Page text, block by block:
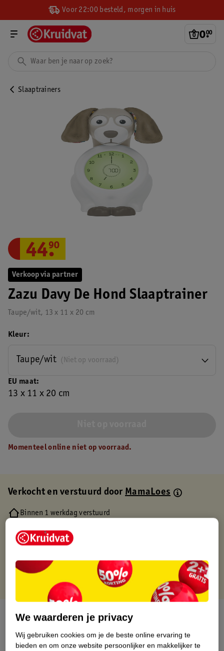
Voor 22:00 besteld, morgen in huis
0.
00
Slaaptrainers
Verkoop via partner
Zazu Davy De Hond Slaaptrainer
Taupe/wit, 13 x 11 x 20 cm
44.
90
EU maat
13 x 11 x 20 cm
Kleur
(Niet op voorraad)
Taupe/wit
Momenteel online niet op voorraad.
Verkocht en verstuurd doorMamaLoes
Binnen 1 werkdag verstuurd
Gratis retourneren via verkooppartner.
Over dit product
Productinformatie
We waarderen je privacy
Wij gebruiken cookies om je de beste online ervaring te
bieden en om onze website persoonlijker en makkelijker te